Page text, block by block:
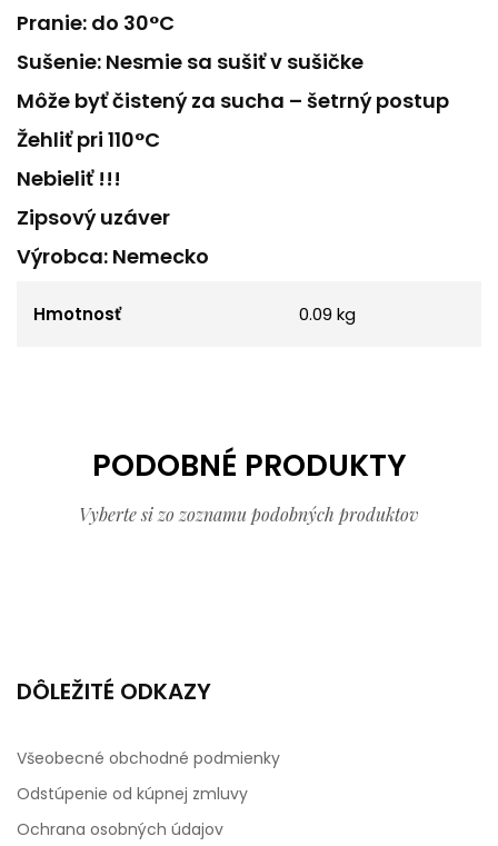
Pranie: do 30°C
Sušenie: Nesmie sa sušiť v sušičke
Môže byť čistený za sucha – šetrný postup
Žehliť pri 110°C
Nebieliť !!!
Zipsový uzáver
Výrobca: Nemecko
Hmotnosť 0.09 kg
PODOBNÉ PRODUKTY
Vyberte si zo zoznamu podobných produktov
DÔLEŽITÉ ODKAZY
Všeobecné obchodné podmienky
Odstúpenie od kúpnej zmluvy
Ochrana osobných údajov